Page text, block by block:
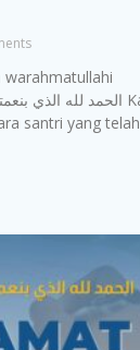
warahmatullahi
santri yang telah